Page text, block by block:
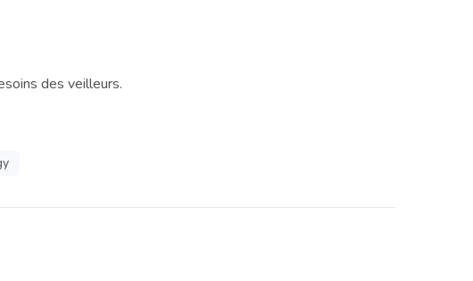
des veilleurs.